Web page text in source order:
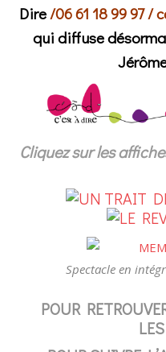
Dire/06 61 18 99 97 /
qui diffuse
Cliquez sur les
Spectacle en
POUR